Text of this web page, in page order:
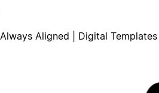
Always Aligned | Digital Templates